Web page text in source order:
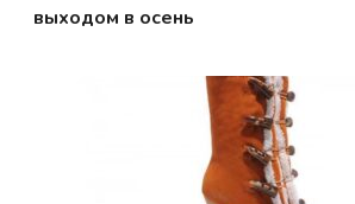
выходом в осень